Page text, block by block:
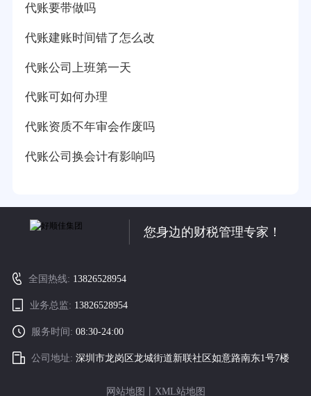
代账要带做吗
代账建账时间错了怎么改
代账公司上班第一天
代账可如何办理
代账资质不年审会作废吗
代账公司换会计有影响吗
您身边的财税管理专家！
全国热线: 13826528954
业务总监: 13826528954
服务时间:08:30-24:00
公司地址:深圳市龙岗区龙城街道新联社区如意路南东1号7楼
网站地图 XML站地图